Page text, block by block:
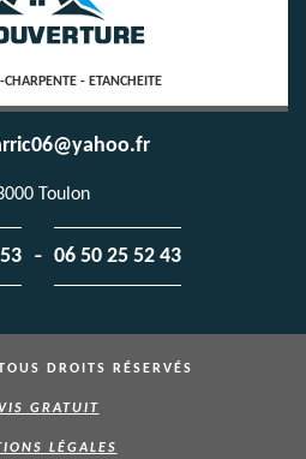
- ETANCHEITE
Toulon
- 06 50 25 52 43
DROITS RÉSERVÉS
GRATUIT
LÉGALES